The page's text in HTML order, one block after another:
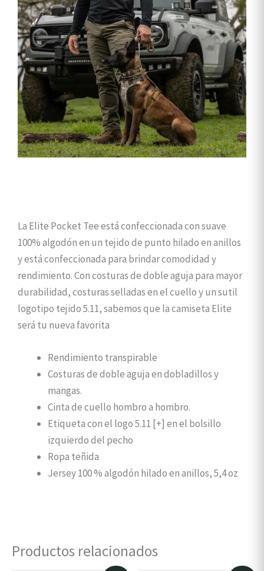
La Elite Pocket Tee está confeccionada con suave
100% algodón en un tejido de punto hilado en anillos
y está confeccionada para brindar comodidad y
rendimiento.Con costuras de doble aguja para mayor
durabilidad, costuras selladas en el cuello y un sutil
logotipo tejido 5.11, sabemos que la camiseta Elite
será tu nueva favorita
Rendimiento transpirable
Costuras de doble aguja en dobladillos y
mangas.
Cinta de cuello hombro a hombro.
Etiqueta con el logo 5.11 [+] en el bolsillo
izquierdo del pecho
Ropa teñida
Jersey 100 % algodón hilado en anillos, 5,4 oz
Productos relacionados